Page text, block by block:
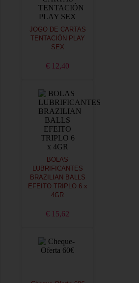
JOGO DE CARTAS
TENTACIÓN PLAY
SEX
€ 12,40
BOLAS
LUBRIFICANTES
BRAZILIAN BALLS
EFEITO TRIPLO 6 x
4GR
€ 15,62